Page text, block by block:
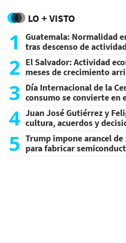
LO + VISTO
1
Guatemala: Normalidad
tras descenso de
2 El Salvador: Actividad
meses de crecimiento
3 Día Internacional de la
consumo se convierte en
4 Juan José Gutiérrez y
cultura, acuerdos y
5 Trump impone arancel
para fabricar